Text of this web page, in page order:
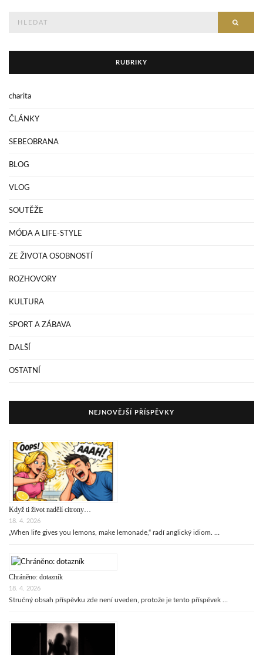
RUBRIKY
charita
ČLÁNKY
SEBEOBRANA
BLOG
VLOG
SOUTĚŽE
MÓDA A LIFE-STYLE
ZE ŽIVOTA OSOBNOSTÍ
ROZHOVORY
KULTURA
SPORT A ZÁBAVA
DALŠÍ
OSTATNÍ
NEJNOVĚJŠÍ PŘÍSPĚVKY
Když ti život nadělí citrony…
18. 4. 2026
„When life gives you lemons, make lemonade,“ radí anglický idiom. …
Chráněno: dotazník
18. 4. 2026
Stručný obsah příspěvku zde není uveden, protože je tento příspěvek …